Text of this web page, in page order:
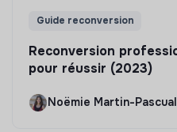
Guide reconversion
Reconversion
pour réussir (2023)
Noëmie Martin-Pascual